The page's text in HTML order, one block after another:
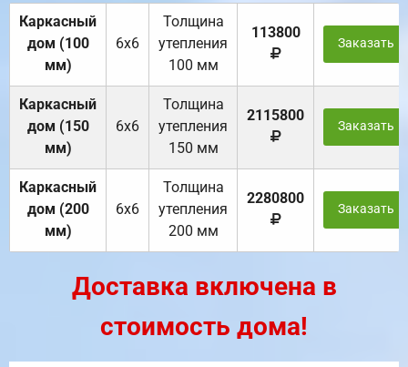
Каркасный
дом (100
мм)
6х6
Толщина
утепления
100 мм
113800
Заказать
Каркасный
дом (150
мм)
6х6
Толщина
утепления
150 мм
2115800
Заказать
Каркасный
дом (200
мм)
6х6
Толщина
утепления
200 мм
2280800
Заказать
Доставка включена в
стоимость дома!